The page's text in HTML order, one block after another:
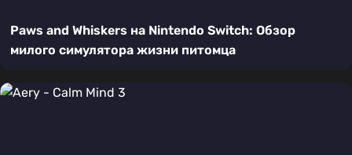
Paws and Whiskers на Nintendo Switch: Обзор
милого симулятора жизни питомца